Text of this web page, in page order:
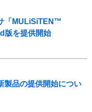
「MULiSiTEN™
版を提供開始
製品の提供開始につい